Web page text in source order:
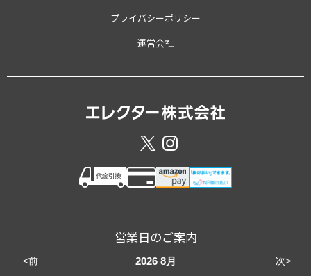
プライバシーポリシー
運営会社
営業日のご案内
<前 次>
2026 8月